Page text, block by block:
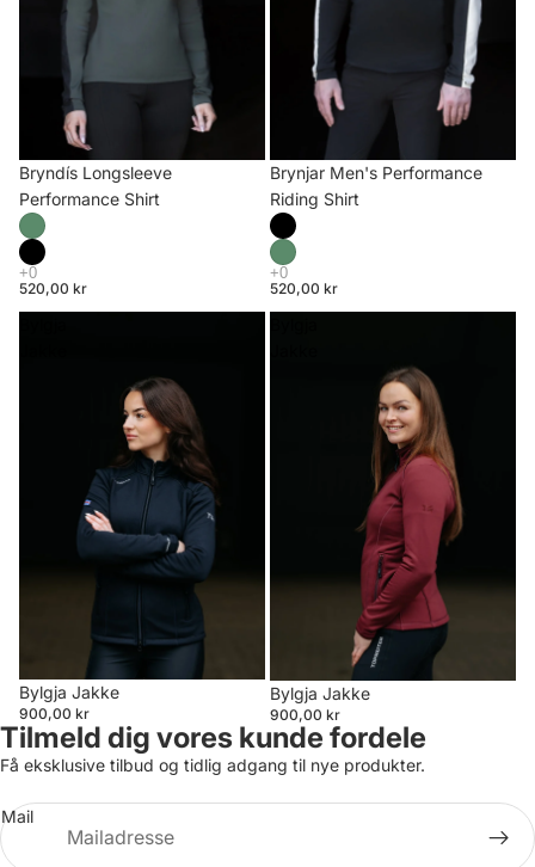
Bryndís Longsleeve
Performance Shirt
520,00 kr
Brynjar Men's Performance
Riding Shirt
520,00 kr
Bylgja Jakke
900,00 kr
Bylgja Jakke
900,00 kr
Tilmeld dig vores kunde fordele
Få eksklusive tilbud og tidlig adgang til nye produkter.
Mail